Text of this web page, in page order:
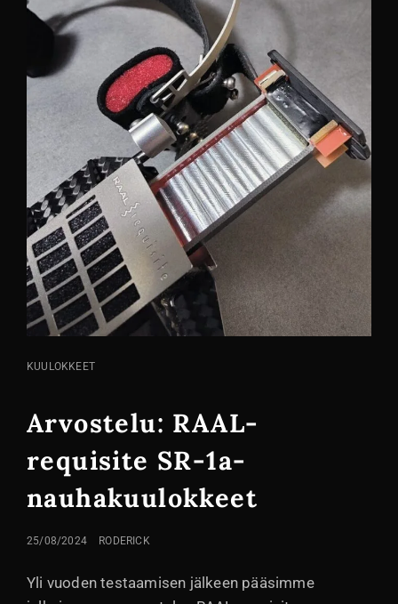
KISSA
KUULOKKEET
Arvostelu: RAAL-
requisite SR-1a-
nauhakuulokkeet
LÄHETETTY
25/08/2024 RODERICK
Yli vuoden testaamisen jälkeen pääsimme